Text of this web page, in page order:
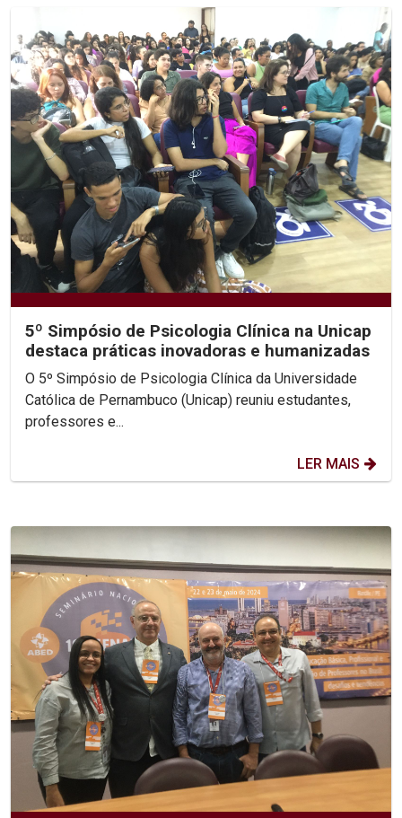
5º Simpósio de Psicologia Clínica na Unicap
destaca práticas inovadoras e humanizadas
O 5º Simpósio de Psicologia Clínica da Universidade
Católica de Pernambuco (Unicap) reuniu estudantes,
professores e...
LER MAIS